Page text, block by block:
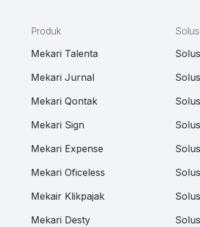
Produk
Mekari Talenta
Mekari Jurnal
Mekari Qontak
Mekari Sign
Mekari Expense
Mekari Oficeless
Mekair Klikpajak
Mekari Desty
Solusi